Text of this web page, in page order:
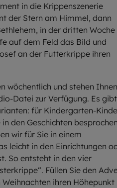
in die Krippenszenerie
der Stern am Himmel, dann
in der dritten Woche
auf dem Feld das Bild und
an der Futterkrippe ihren
wöchentlich und stehen Ihnen
Datei zur Verfügung. Es gibt
für Kindergarten-
den Geschichten
wir für Sie in einem
leicht in den Einrichtungen
So entsteht in den vier
Füllen Sie den
ihren Höhepunkt